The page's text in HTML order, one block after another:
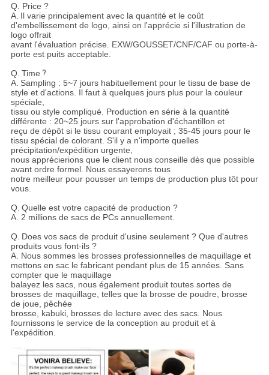
Q. Price ?
A. Il varie principalement avec la quantité et le coût
d'embellissement de logo, ainsi on l'apprécie si l'illustration de
logo offrait
avant l'évaluation précise. EXW/GOUSSET/CNF/CAF ou porte-à-
porte est puits acceptable.
Q. Time ?
A. Sampling : 5~7 jours habituellement pour le tissu de base de
style et d'actions. Il faut à quelques jours plus pour la couleur
spéciale,
tissu ou style compliqué. Production en série à la quantité
différente : 20~25 jours sur l'approbation d'échantillon et
reçu de dépôt si le tissu courant employait ; 35-45 jours pour le
tissu spécial de colorant. S'il y a n'importe quelles
précipitation/expédition urgente,
nous apprécierions que le client nous conseille dès que possible
avant ordre formel. Nous essayerons tous
notre meilleur pour pousser un temps de production plus tôt pour
vous.
Q. Quelle est votre capacité de production ?
A. 2 millions de sacs de PCs annuellement.
Q. Does vos sacs de produit d'usine seulement ? Que d'autres
produits vous font-ils ?
A. Nous sommes les brosses professionnelles de maquillage et
mettons en sac le fabricant pendant plus de 15 années. Sans
compter que le maquillage
balayez les sacs, nous également produit toutes sortes de
brosses de maquillage, telles que la brosse de poudre, brosse
de joue, pêchée
brosse, kabuki, brosses de lecture avec des sacs. Nous
fournissons le service de la conception au produit et à
l'expédition.